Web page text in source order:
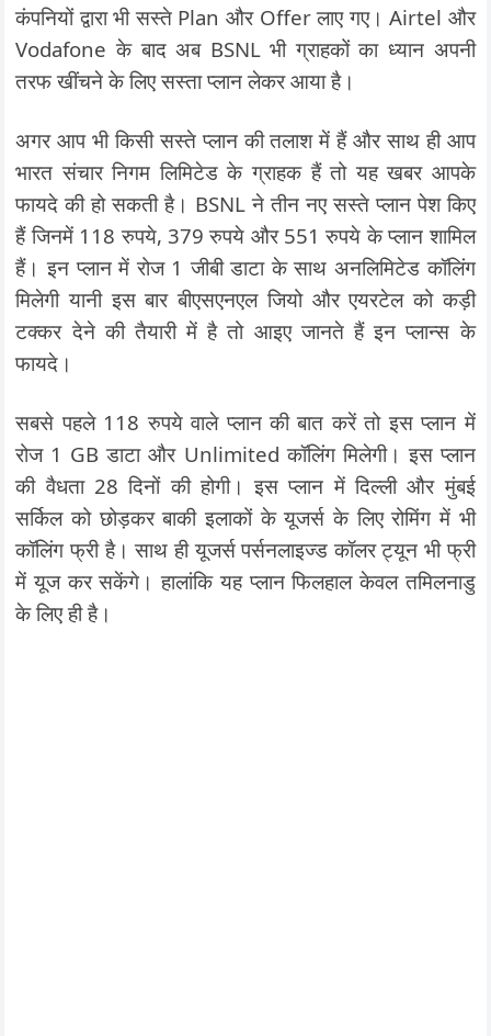
कंपनियों द्वारा भी सस्ते Plan और Offer लाए गए। Airtel और
Vodafone के बाद अब BSNL भी ग्राहकों का ध्यान अपनी
तरफ खींचने के लिए सस्ता प्लान लेकर आया है।
अगर आप भी किसी सस्ते प्लान की तलाश में हैं और साथ ही आप
भारत संचार निगम लिमिटेड के ग्राहक हैं तो यह खबर आपके
फायदे की हो सकती है। BSNL ने तीन नए सस्ते प्लान पेश किए
हैं जिनमें 118 रुपये, 379 रुपये और 551 रुपये के प्लान शामिल
हैं। इन प्लान में रोज 1 जीबी डाटा के साथ अनलिमिटेड कॉलिंग
मिलेगी यानी इस बार बीएसएनएल जियो और एयरटेल को कड़ी
टक्कर देने की तैयारी में है तो आइए जानते हैं इन प्लान्स के
फायदे।
सबसे पहले 118 रुपये वाले प्लान की बात करें तो इस प्लान में
रोज 1 GB डाटा और Unlimited कॉलिंग मिलेगी। इस प्लान
की वैधता 28 दिनों की होगी। इस प्लान में दिल्ली और मुंबई
सर्किल को छोड़कर बाकी इलाकों के यूजर्स के लिए रोमिंग में भी
कॉलिंग फ्री है। साथ ही यूजर्स पर्सनलाइज्ड कॉलर ट्यून भी फ्री
में यूज कर सकेंगे। हालांकि यह प्लान फिलहाल केवल तमिलनाडु
के लिए ही है।